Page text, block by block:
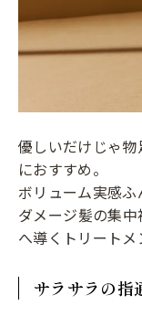
優しいだけじゃ
におすすめ。
ボリューム実感ふ
ダメージ髪の集
へ導くトリートメ
サラサラの指